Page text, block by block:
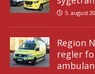
5. august
Region
regler